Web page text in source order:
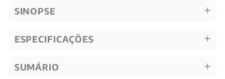
SINOPSE
ESPECIFICAÇÕES
SUMÁRIO